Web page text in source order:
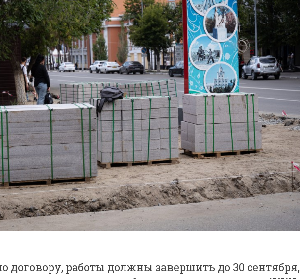
договору, работы должны завершить до 30 сентября,